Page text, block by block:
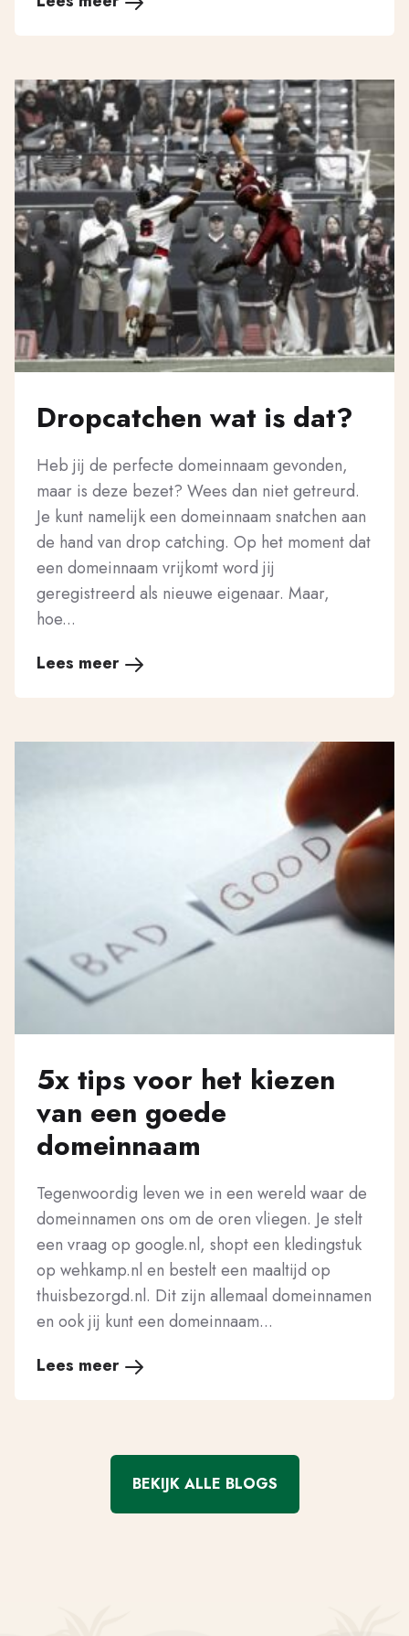
Dropcatchen wat is dat?
Heb jij de perfecte domeinnaam gevonden,
maar is deze bezet? Wees dan niet getreurd.
Je kunt namelijk een domeinnaam snatchen aan
de hand van drop catching. Op het moment dat
een domeinnaam vrijkomt word jij
geregistreerd als nieuwe eigenaar. Maar,
hoe...
Lees meer
5x tips voor het kiezen
van een goede
domeinnaam
Tegenwoordig leven we in een wereld waar de
domeinnamen ons om de oren vliegen. Je stelt
een vraag op google.nl, shopt een kledingstuk
op wehkamp.nl en bestelt een maaltijd op
thuisbezorgd.nl. Dit zijn allemaal domeinnamen
en ook jij kunt een domeinnaam...
Lees meer
BEKIJK ALLE BLOGS